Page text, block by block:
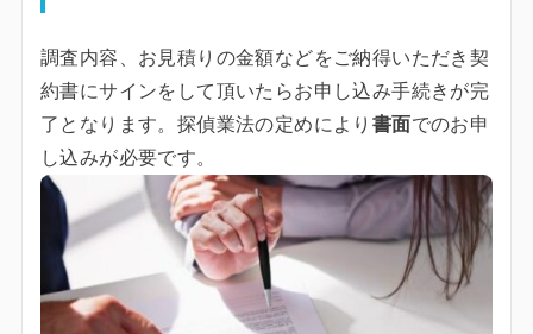
調査内容、お見積りの金額などをご納得いただき契
約書にサインをして頂いたらお申し込み手続きが完
了となります。探偵業法の定めにより 書面でのお申
し込みが必要です。